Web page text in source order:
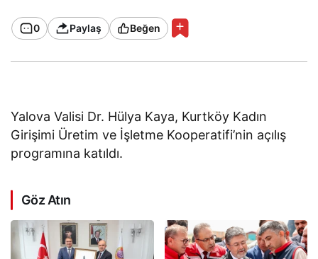
0 Paylaş Beğen
Yalova Valisi Dr. Hülya Kaya, Kurtköy Kadın
Girişimi Üretim ve İşletme Kooperatifi’nin açılış
programına katıldı.
Göz Atın